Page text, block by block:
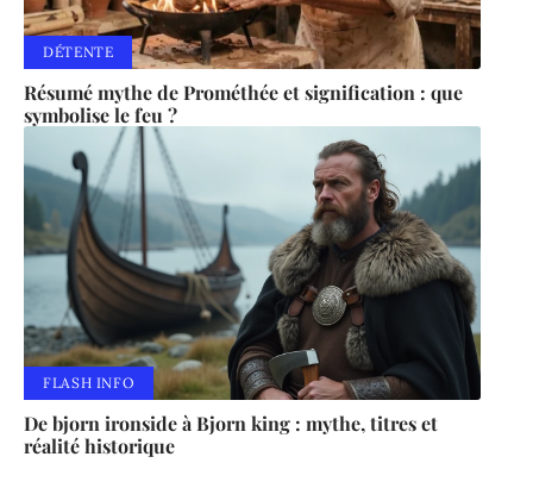
DÉTENTE
Résumé mythe de Prométhée et signification : que
symbolise le feu ?
FLASH INFO
De bjorn ironside à Bjorn king : mythe, titres et
réalité historique